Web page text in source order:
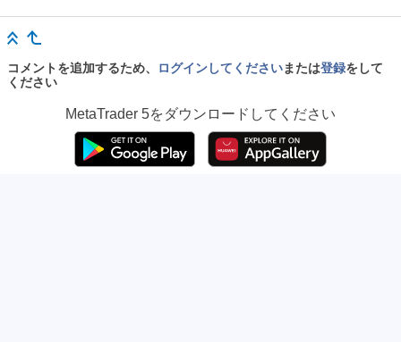
コメントを追加するため、 ログインしてくださいまたは登録をして
ください
MetaTrader 5をダウンロードしてください